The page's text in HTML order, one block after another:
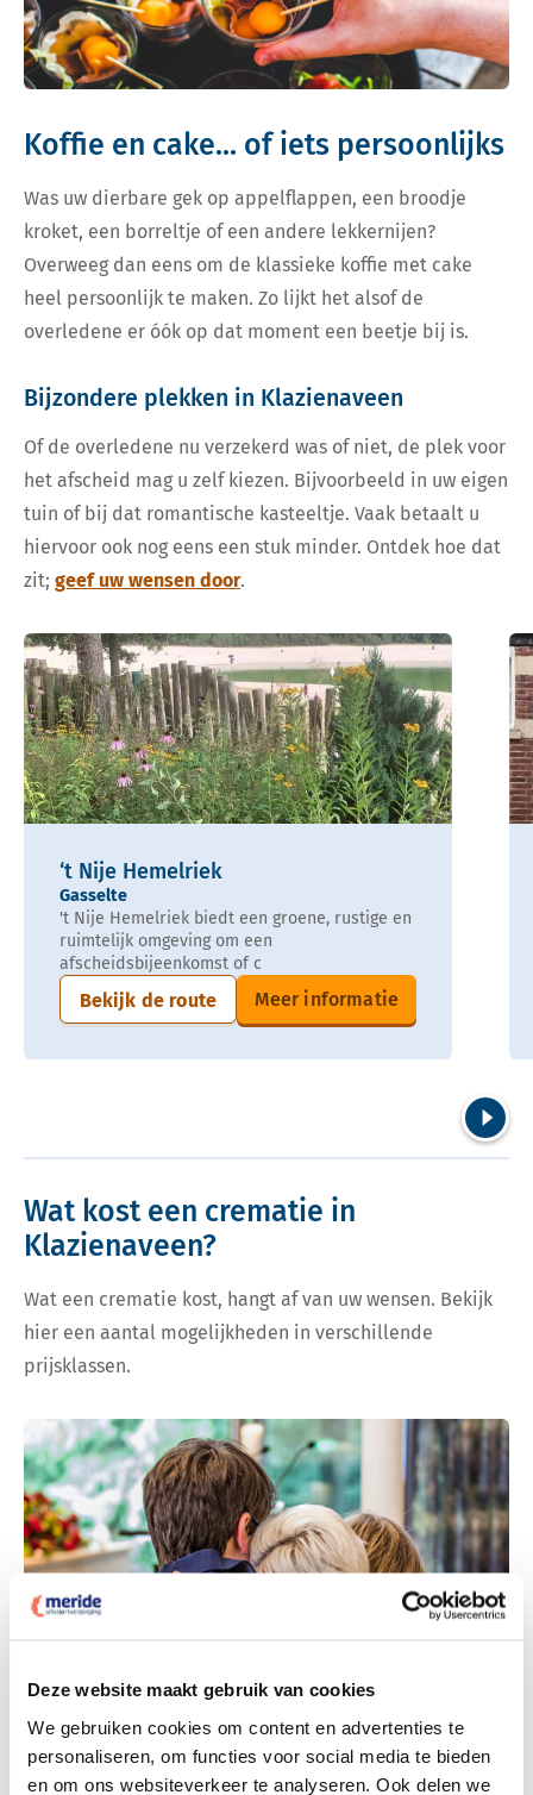
Deze website maakt gebruik van cookies
We gebruiken cookies om content en advertenties te
personaliseren, om functies voor social media te bieden
en om ons websiteverkeer te analyseren. Ook delen we
Koffie en cake... of iets persoonlijks
Was uw dierbare gek op appelflappen, een broodje
kroket, een borreltje of een andere lekkernijen?
Overweeg dan eens om de klassieke koffie met cake
heel persoonlijk te maken. Zo lijkt het alsof de
overledene er óók op dat moment een beetje bij is.
Bijzondere plekken in Klazienaveen
Of de overledene nu verzekerd was of niet, de plek voor
het afscheid mag u zelf kiezen. Bijvoorbeeld in uw eigen
tuin of bij dat romantische kasteeltje. Vaak betaalt u
hiervoor ook nog eens een stuk minder. Ontdek hoe dat
zit; geef uw wensen door.
‘t Nije Hemelriek
Gasselte
't Nije Hemelriek biedt een groene, rustige en
ruimtelijk omgeving om een
afscheidsbijeenkomst of c
Bekijk de route Meer informatie
Wat kost een crematie in
Klazienaveen?
Wat een crematie kost, hangt af van uw wensen. Bekijk
hier een aantal mogelijkheden in verschillende
prijsklassen.
Dit kost een crematie
Bekijk tarieven voor crematie
Bekijk tarieven voor begrafenis